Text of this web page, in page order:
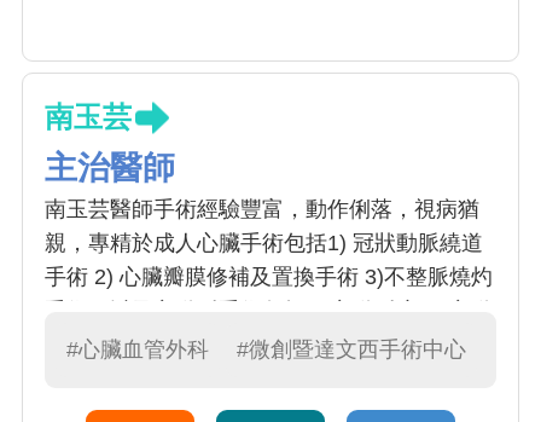
南玉芸
主治醫師
南玉芸醫師手術經驗豐富，動作俐落，視病猶
親，專精於成人心臟手術包括1) 冠狀動脈繞道
手術 2) 心臟瓣膜修補及置換手術 3)不整脈燒灼
脈剝離及 3)主動脈支架置放手術。
#心臟血管外科 #微創暨達文西手術中心